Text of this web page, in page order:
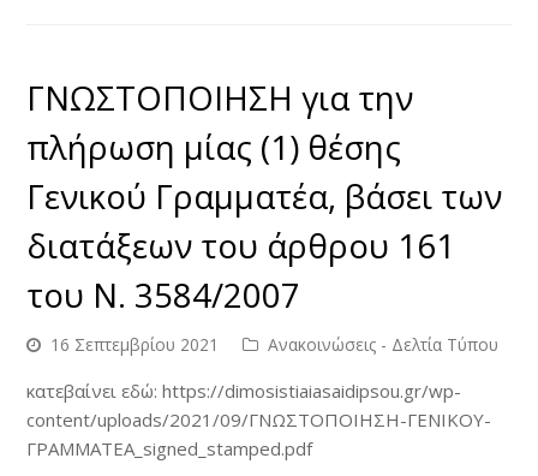
ΓΝΩΣΤΟΠΟΙΗΣΗ για την
πλήρωση μίας (1) θέσης
Γενικού Γραμματέα, βάσει των
διατάξεων του άρθρου 161
του Ν. 3584/2007
16 Σεπτεμβρίου 2021 Ανακοινώσεις - Δελτία Τύπου
κατεβαίνει εδώ: https://dimosistiaiasaidipsou.gr/wp-
content/uploads/2021/09/ΓΝΩΣΤΟΠΟΙΗΣΗ-ΓΕΝΙΚΟΥ-
ΓΡΑΜΜΑΤΕΑ_signed_stamped.pdf